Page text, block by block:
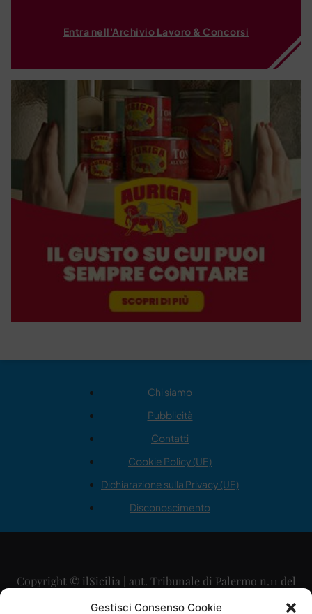
Gestisci Consenso Cookie
Entra nell'Archivio Lavoro & Concorsi
Chi siamo
Pubblicità
Contatti
Cookie Policy (UE)
Dichiarazione sulla Privacy (UE)
Disconoscimento
Copyright © ilSicilia | aut. Tribunale di Palermo n.11 del
29/09/2015